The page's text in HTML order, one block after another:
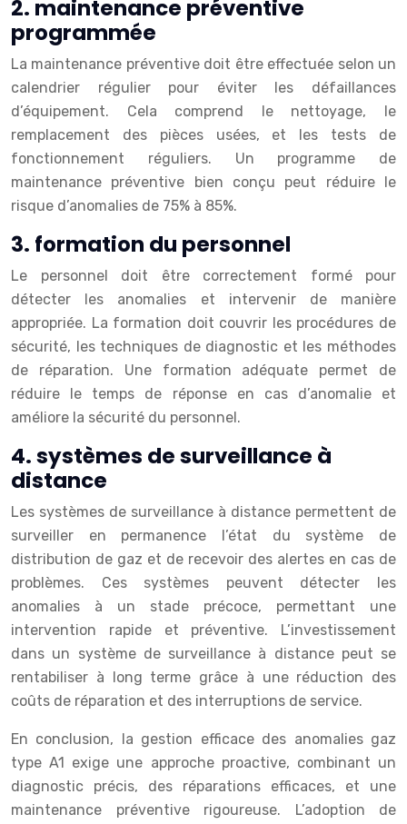
2. maintenance préventive
programmée
La maintenance préventive doit être effectuée selon un
calendrier régulier pour éviter les défaillances
d’équipement. Cela comprend le nettoyage, le
remplacement des pièces usées, et les tests de
fonctionnement réguliers. Un programme de
maintenance préventive bien conçu peut réduire le
risque d’anomalies de 75% à 85%.
3. formation du personnel
Le personnel doit être correctement formé pour
détecter les anomalies et intervenir de manière
appropriée. La formation doit couvrir les procédures de
sécurité, les techniques de diagnostic et les méthodes
de réparation. Une formation adéquate permet de
réduire le temps de réponse en cas d’anomalie et
améliore la sécurité du personnel.
4. systèmes de surveillance à
distance
Les systèmes de surveillance à distance permettent de
surveiller en permanence l’état du système de
distribution de gaz et de recevoir des alertes en cas de
problèmes. Ces systèmes peuvent détecter les
anomalies à un stade précoce, permettant une
intervention rapide et préventive. L’investissement
dans un système de surveillance à distance peut se
rentabiliser à long terme grâce à une réduction des
coûts de réparation et des interruptions de service.
En conclusion, la gestion efficace des anomalies gaz
type A1 exige une approche proactive, combinant un
diagnostic précis, des réparations efficaces, et une
maintenance préventive rigoureuse. L’adoption de